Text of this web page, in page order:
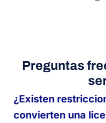
Preguntas
¿Existen
convierten una